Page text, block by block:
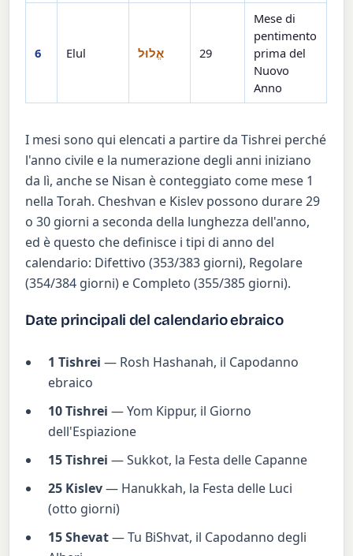
6 Elul אֱלוּל 29
Mese di
pentimento
prima del
Nuovo
Anno
I mesi sono qui elencati a partire da Tishrei perché
l'anno civile e la numerazione degli anni iniziano
da lì, anche se Nisan è conteggiato come mese 1
nella Torah. Cheshvan e Kislev possono durare 29
o 30 giorni a seconda della lunghezza dell'anno,
ed è questo che definisce i tipi di anno del
calendario: Difettivo (353/383 giorni), Regolare
(354/384 giorni) e Completo (355/385 giorni).
Date principali del calendario ebraico
1 Tishrei — Rosh Hashanah, il Capodanno
ebraico
10 Tishrei — Yom Kippur, il Giorno
dell'Espiazione
15 Tishrei — Sukkot, la Festa delle Capanne
25 Kislev— Hanukkah, la Festa delle Luci
(otto giorni)
15 Shevat— Tu BiShvat, il Capodanno degli